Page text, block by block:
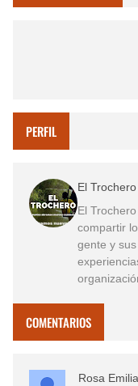
PERFIL
El Trochero
El
compartir
gente y
COMENTARIOS
Rosa